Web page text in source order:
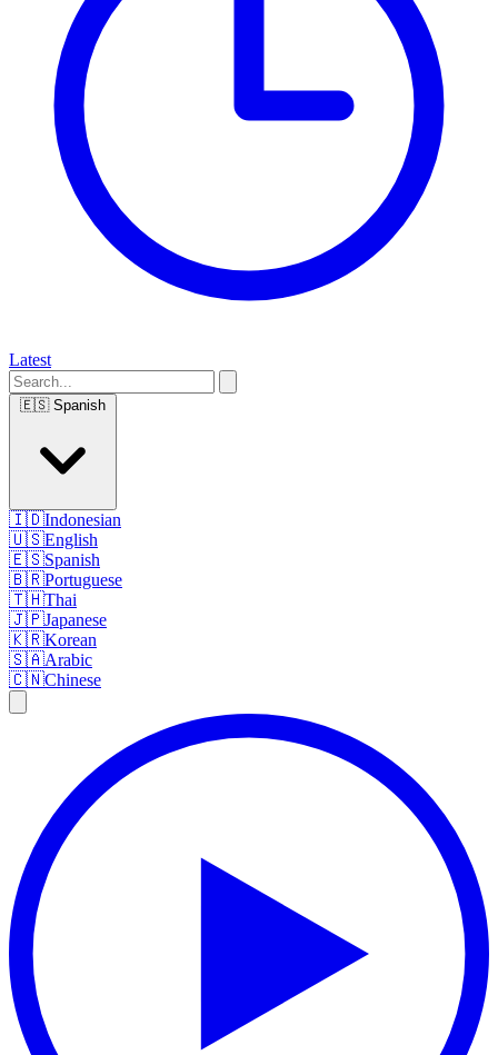
Latest
🇪🇸 Spanish
🇮🇩Indonesian
🇺🇸English
🇪🇸Spanish
🇧🇷Portuguese
🇹🇭Thai
🇯🇵Japanese
🇰🇷Korean
🇸🇦Arabic
🇨🇳Chinese